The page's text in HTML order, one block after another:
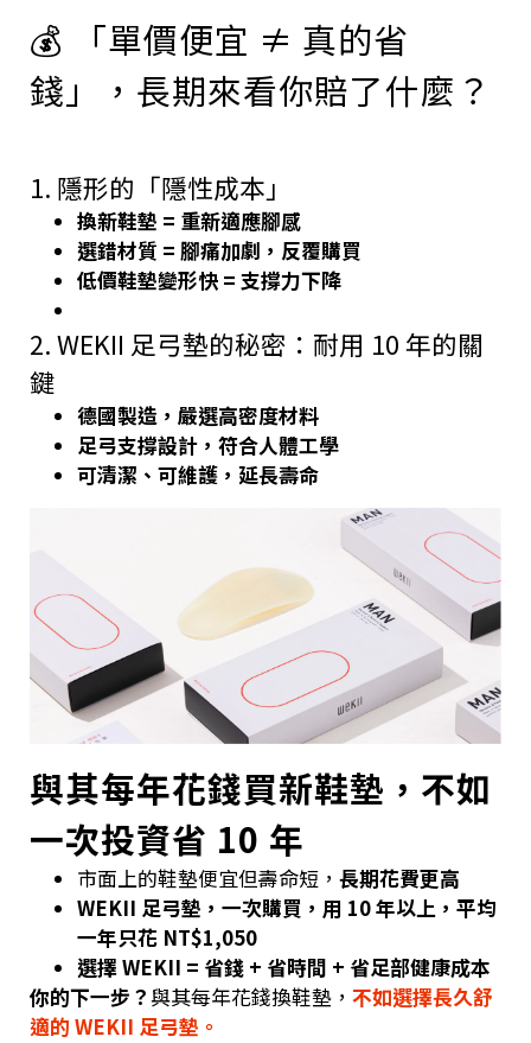
💰 「單價便宜 ≠ 真的省
錢」，長期來看你賠了什麼？
1. 隱形的「隱性成本」
換新鞋墊 = 重新適應腳感
選錯材質 = 腳痛加劇，反覆購買
低價鞋墊變形快 = 支撐力下降
2. WEKII 足弓墊的秘密：耐用 10 年的關
鍵
德國製造，嚴選高密度材料
足弓支撐設計，符合人體工學
可清潔、可維護，延長壽命
與其每年花錢買新鞋墊，不如
一次投資省 10 年
市面上的鞋墊便宜但壽命短， 長期花費更高
WEKII 足弓墊，一次購買，用 10 年以上，平均
一年只花 NT$1,050
選擇 WEKII = 省錢 + 省時間 + 省足部健康成本
你的下一步？與其每年花錢換鞋墊， 不如選擇長久舒
適的 WEKII 足弓墊。